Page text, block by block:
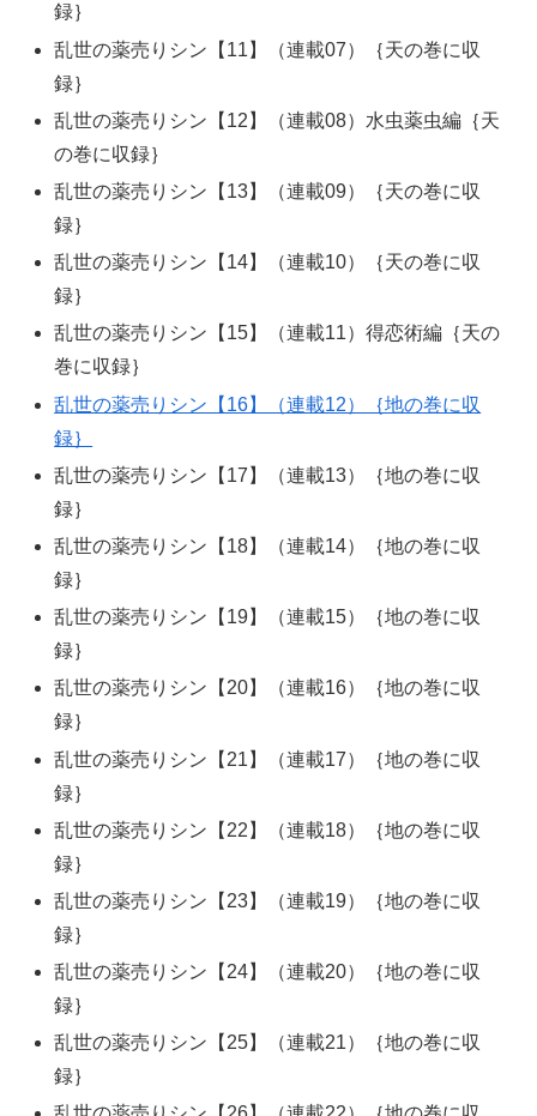
録｝
乱世の薬売りシン【11】（連載07）｛天の巻に収
録｝
乱世の薬売りシン【12】（連載08）水虫薬虫編｛天
の巻に収録｝
乱世の薬売りシン【13】（連載09）｛天の巻に収
録｝
乱世の薬売りシン【14】（連載10）｛天の巻に収
録｝
乱世の薬売りシン【15】（連載11）得恋術編｛天の
巻に収録｝
乱世の薬売りシン【16】（連載12）｛地の巻に収
録｝
乱世の薬売りシン【17】（連載13）｛地の巻に収
録｝
乱世の薬売りシン【18】（連載14）｛地の巻に収
録｝
乱世の薬売りシン【19】（連載15）｛地の巻に収
録｝
乱世の薬売りシン【20】（連載16）｛地の巻に収
録｝
乱世の薬売りシン【21】（連載17）｛地の巻に収
録｝
乱世の薬売りシン【22】（連載18）｛地の巻に収
録｝
乱世の薬売りシン【23】（連載19）｛地の巻に収
録｝
乱世の薬売りシン【24】（連載20）｛地の巻に収
録｝
乱世の薬売りシン【25】（連載21）｛地の巻に収
録｝